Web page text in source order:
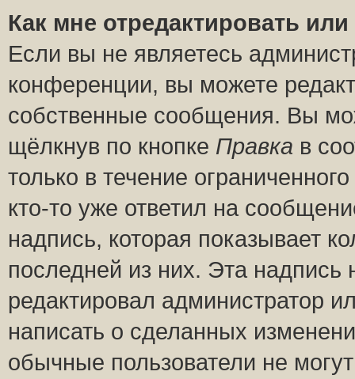
Как мне отредактировать
Если вы не являетесь
конференции, вы можете
собственные сообщения. Вы
щёлкнув по кнопке Правка в
только в течение
кто-то уже ответил на
надпись, которая показывает
последней из них. Эта
редактировал администратор
написать о сделанных
обычные пользователи не